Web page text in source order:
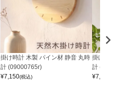
掛け時計 木製 パイン材 静音 丸時
計 (09000765r)
¥7,150(税込)
掛け時
計
¥7,150